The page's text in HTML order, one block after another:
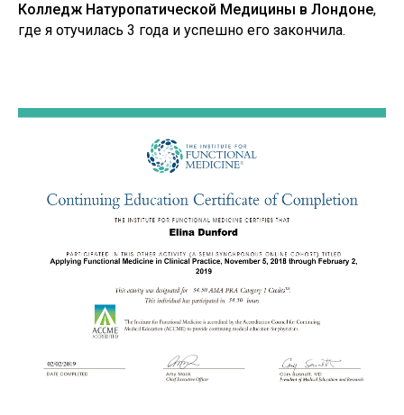
Колледж Натуропатической Медицины в Лондоне,
где я отучилась 3 года и успешно его закончила.